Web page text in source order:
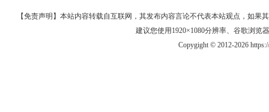
【免责声明】本站内容转载自互联网，其发布内容言论不代表本站观点，如果
建议您使用1920×1080分辨率、谷歌浏览
Copygight © 2012-2026